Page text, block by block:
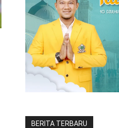
BERITA TERBARU